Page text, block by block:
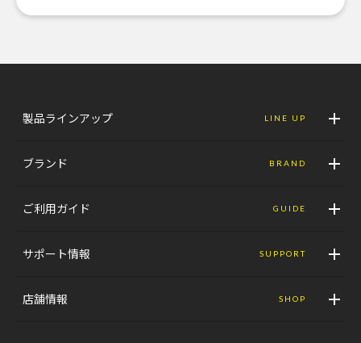
製品ラインアップ LINE UP
ブランド BRAND
ご利用ガイド GUIDE
サポート情報 SUPPORT
店舗情報 SHOP